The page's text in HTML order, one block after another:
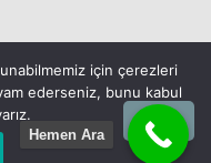
Hemen Ara
için çerezleri
ederseniz, bunu kabul